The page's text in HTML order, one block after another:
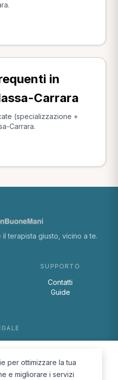
in
Carrara
(specializzazione +
Carrara.
terapista giusto, vicino a te.
SUPPORTO
Contatti
Guide
Policy
per ottimizzare la tua
e migliorare i servizi